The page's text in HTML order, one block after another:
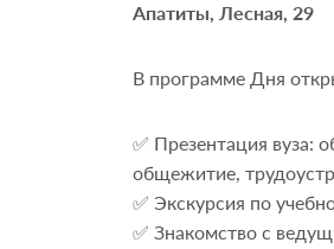
Апатиты, Лесная, 29
В программе Дня
✅ Презентация вуза:
общежитие,
✅ Экскурсия по
✅ Знакомство с